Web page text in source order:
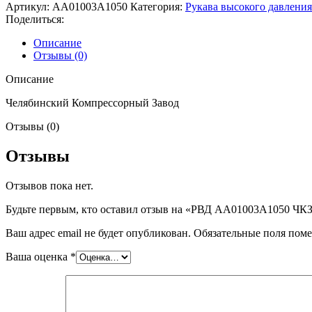
Артикул: AA01003A1050 Категория: Рукава высокого
Поделиться:
Описание
Отзывы (0)
Описание
Челябинский Компрессорный Завод
Отзывы (0)
Отзывы
Отзывов пока нет.
Будьте первым, кто оставил отзыв на «РВД AA01003A1050
Ваш адрес email не будет опубликован. Обязательные поля
Ваша оценка *